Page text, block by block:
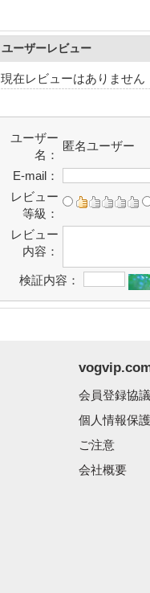
ユーザーレビュー
現在レビューはありません
ユーザー
名：
匿名ユーザー
E-mail：
レビュー
等級：
レビュー
内容：
検証内容：
会員登録協
個人情報保
ご注意
会社概要